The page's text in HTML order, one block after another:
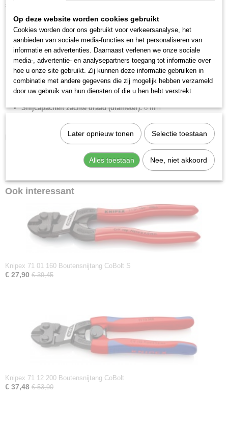
Bruto gewicht
0,32 Kg
Afmetingen (l,b,h)
20 x 6,20 x 2,40 cm
snijkanten ca. 64 HRC.
Lengte:200 mm
Tang afwerking:zwart geatramenteerd
Benen/handgrepen:
met kunststof bekleed
Snijkant:snijkant met facet
Snijcapaciteiten harde draad (diameter):4 mm
Snijcapaciteit half harde draad (diameter):5.2 mm
Snijcapaciteit pianodraad (diameter): 3.6 mm
Snijcapaciteit zachte draad (diameter):6 mm
Ook interessant
Knipex 71 01 160 Boutensnijtang CoBolt S
€ 27,90 € 39,45
Knipex 71 12 200 Boutensnijtang CoBolt
€ 37,48 € 53,90
Op deze website worden cookies gebruikt
Cookies worden door ons gebruikt voor verkeersanalyse, het
aanbieden van sociale media-functies en het personaliseren van
informatie en advertenties. Daarnaast verlenen we onze sociale
media-, advertentie- en analysepartners toegang tot informatie over
hoe u onze site gebruikt. Zij kunnen deze informatie gebruiken in
combinatie met andere gegevens die zij mogelijk hebben verzameld
door uw gebruik van hun diensten of die u hen hebt verstrekt.
Later opnieuw tonen Selectie toestaan
Alles toestaan Nee, niet akkoord